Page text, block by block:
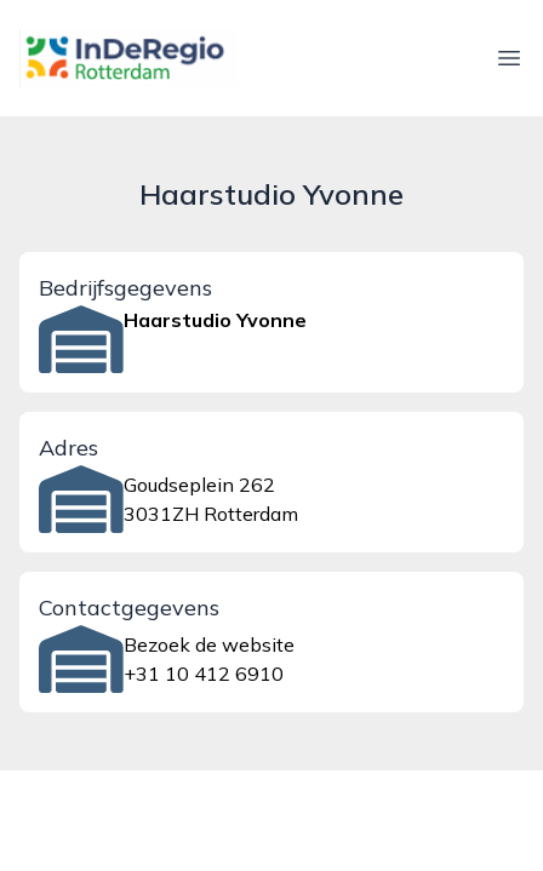
inderegiorotterdam.nl
Haarstudio Yvonne
Bedrijfsgegevens
Haarstudio Yvonne
Adres
Goudseplein 262
3031ZH Rotterdam
Contactgegevens
Bezoek de website
+31 10 412 6910